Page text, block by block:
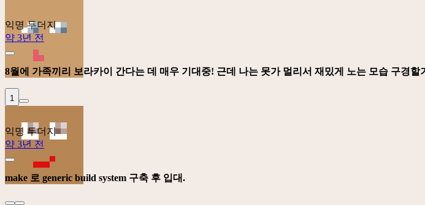
익명 두더지
약 3년 전
8월에 가족끼리 보라카이 간다는 데 매우 기대중! 근데 나는 못가 멀리서 재밌게 노는 모습 구경할
1
익명 두더지
약 3년 전
make 로 generic build system 구축 후 입대.